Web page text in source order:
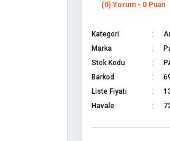
(0) Yorum - 0 Puan
Kategori
Marka
Stok Kodu
Barkod
Liste Fiyatı
Havale